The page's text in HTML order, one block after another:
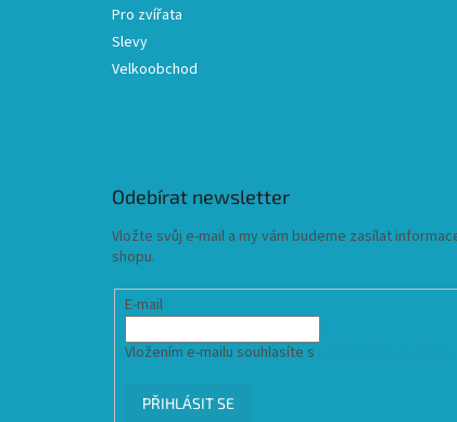
Pro zvířata
Slevy
Velkoobchod
Odebírat newsletter
Vložte svůj e-mail a my vám budeme zasílat
shopu.
E-mail
Vložením e-mailu souhlasíte s
PŘIHLÁSIT SE